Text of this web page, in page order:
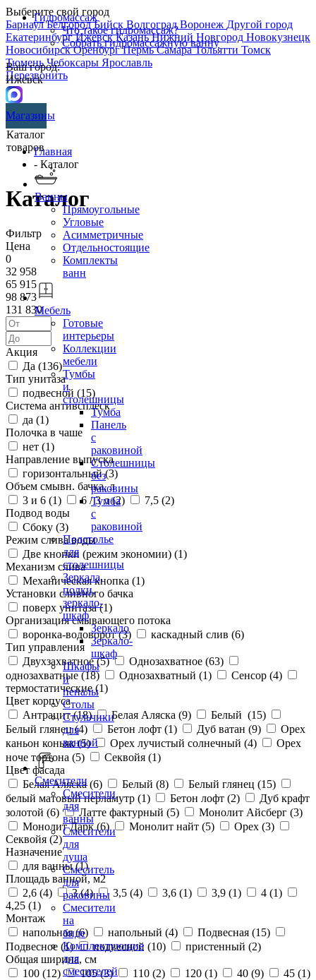
Выберите свой город
БарнаулБелгородБийск ВолгоградВоронеж Другой город
ЕкатеринбургИжевскКазаньНижний Новгород Новокузнецк
НовосибирскОренбургПермьСамараТольятти Томск
ТюменьЧебоксары Ярославль
Перезвонить
Гидромассаж
Что такое гидромассаж?
Собрать гидромассажную ванну
Ваш город:
Ижевск
Магазины
Каталог
товаров
Ванны
Прямоугольные
Угловые
Асимметричные
Отдельностоящие
Комплекты
ванн
Мебель
Готовые
интерьеры
Коллекции
мебели
Тумбы
и
столешницы
Тумба
Панель
с
раковиной
Столешницы
без
раковины
Тумба
с
раковиной
Подстолье
для
столешницы
Зеркала,
полки,
зеркало-
шкаф
Зеркало
Зеркало-
шкаф
Шкафы
и
пеналы
Столы
Стульчики
для
ванной
Смесители
Смесители
для
ванны
Смесители
для
душа
Смеситель
для
раковины
Смесители
на
биде
Комплектующие
для
смесителей
Главная
- Каталог
Каталог
Фильтр
Цена
0
32 958
65 915
98 873
131 830
Акция
Да (136)
Тип унитаза
подвесной (15)
Система антивсплеск
да (1)
Полочка в чаше
нет (1)
Направление выпуска
горизонтальный (3)
Объем смывн. бачка, л
3 и 6 (1) 6 / 3 л (2) 7,5 (2)
Подвод воды
Сбоку (3)
Режим слива воды
Две кнопки (режим экономии) (1)
Механизм слива
Механическая кнопка (1)
Установки сливного бачка
поверх унитаза (1)
Организация смывающего потока
воронка-водоворот (3) каскадный слив (6)
Тип управления
Двухзахватное (5) Однозахватное (63)
однозахватные (18) Однозахватный (1) Сенсор (4)
термостатические (1)
Цвет корпуса
Антрацит (18) Белая Аляска (9) Белый (15)
Белый глянец (4) Бетон лофт (1) Дуб ватан (9)
Орех
каньон коньяк (5) Орех лучистый солнечный (4)
Орех
ноче тортона (5) Секвойя (1)
Цвет фасада
Белая Аляска (6) Белый (8) Белый глянец (15)
белый матовый перламутр (1) Бетон лофт (2)
Дуб крафт
золотой (6) Латте фактурный (5) Монолит Айсберг (3)
Монолит Дарк (6) Монолит найт (5) Орех (3)
Секвойя (2)
Назначение
для ванны (1)
Площадь ванной, м2
2,6 (4) 3 (4) 3,5 (4) 3,6 (1) 3,9 (1) 4 (1)
4,25 (1)
Монтаж
напольная (6) напольный (4) Подвесная (15)
Подвесное (1) подвесной (10) пристенный (2)
Общая ширина, см
100 (12) 105 (3) 110 (2) 120 (1) 40 (9) 45 (1)